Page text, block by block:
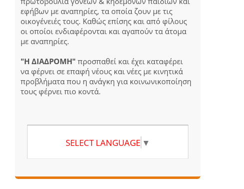
εφήβων με αναπηρίες, τα οποία ζουν με τις
οικογένειές τους. Καθώς επίσης και από φίλους
οι οποίοι ενδιαφέρονται και αγαπούν τα άτομα
με αναπηρίες.
"Η ΔΙΑΔΡΟΜΗ" προσπαθεί και έχει καταφέρει
να φέρνει σε επαφή νέους και νέες με κινητικά
προβλήματα που η ανάγκη για κοινωνικοποίηση
τους φέρνει πιο κοντά.
SELECT LANGUAGE ▼